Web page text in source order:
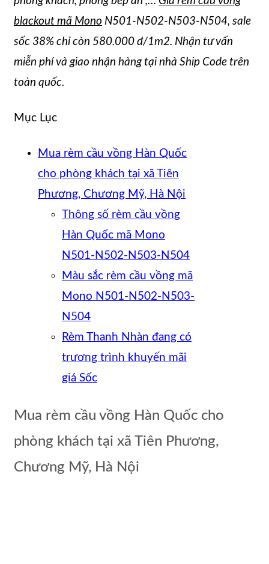
blackout mã Mono N501-N502-N503-N504, sale
sốc 38% chỉ còn 580.000 đ/1m2. Nhận tư vấn
miễn phí và giao nhận hàng tại nhà Ship Code trên
toàn quốc.
Mục Lục
Mua rèm cầu vồng Hàn Quốc
cho phòng khách tại xã Tiên
Phương, Chương Mỹ, Hà Nội
Thông số rèm cầu vồng
Hàn Quốc mã Mono
N501-N502-N503-N504
Màu sắc rèm cầu vồng mã
Mono N501-N502-N503-
N504
Rèm Thanh Nhàn đang có
trương trình khuyến mãi
giá Sốc
Mua rèm cầu vồng Hàn Quốc cho
phòng khách tại xã Tiên Phương,
Chương Mỹ, Hà Nội